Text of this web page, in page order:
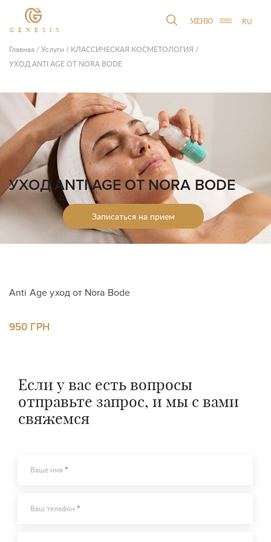
GENESIS
МЕНЮ RU
Главная /Услуги / КЛАССИЧЕСКАЯ КОСМЕТОЛОГИЯ /
УХОД ANTI AGE ОТ NORA BODE
УХОД ANTI AGE ОТ NORA BODE
Записаться на прием
Anti Age уход от Nora Bode
950 ГРН
Если у вас есть вопросы
отправьте запрос, и мы с вами
свяжемся
Ваше имя
Ваш телефон
Оставить контакты
Ваше имя
Сообщение
Оставить контакты
Сообщение